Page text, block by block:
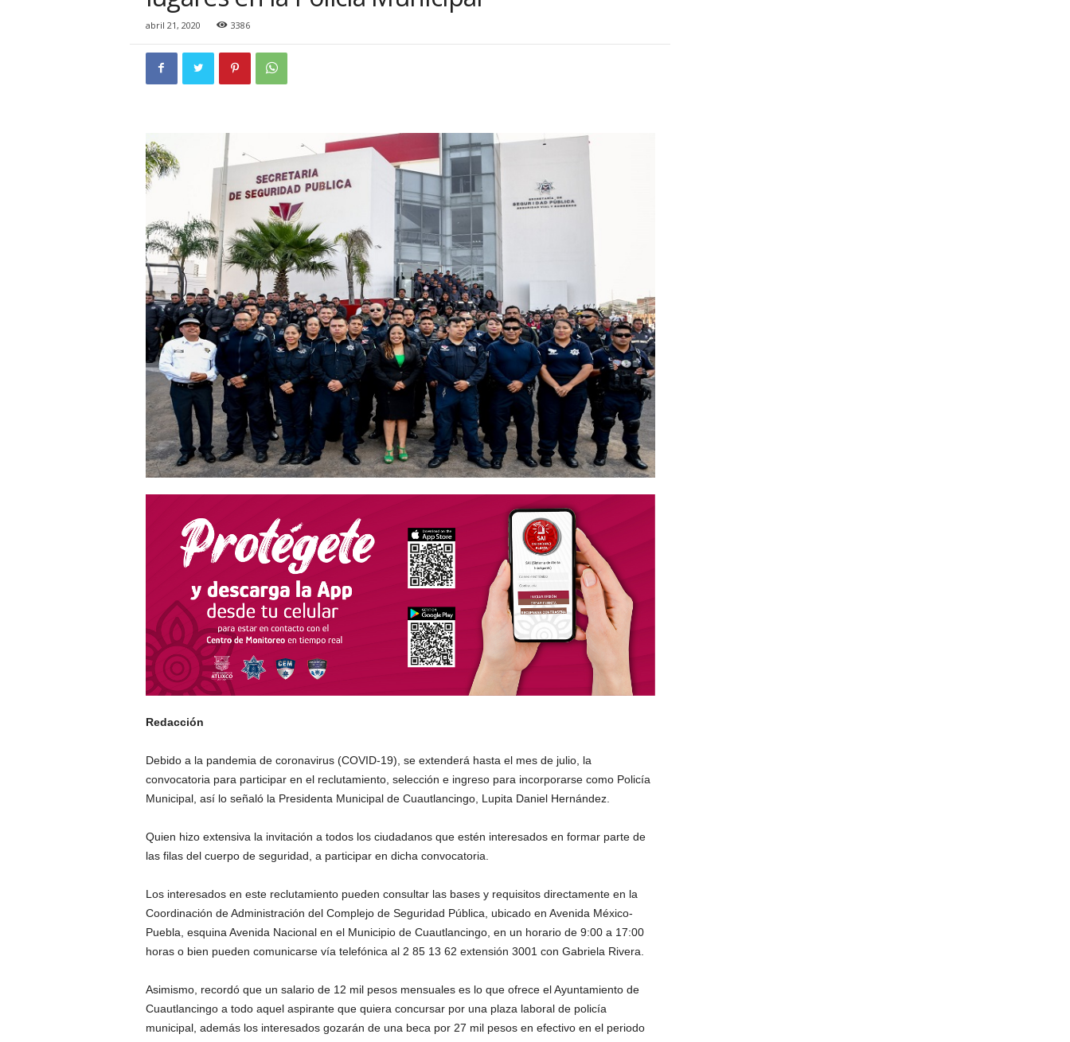
abril 21, 2020 3386
Redacción
Debido a la pandemia de coronavirus (COVID-19), se extenderá hasta el mes de julio, la
convocatoria para participar en el reclutamiento, selección e ingreso para incorporarse como Policía
Municipal, así lo señaló la Presidenta Municipal de Cuautlancingo, Lupita Daniel Hernández.
Quien hizo extensiva la invitación a todos los ciudadanos que estén interesados en formar parte de
las filas del cuerpo de seguridad, a participar en dicha convocatoria.
Los interesados en este reclutamiento pueden consultar las bases y requisitos directamente en la
Coordinación de Administración del Complejo de Seguridad Pública, ubicado en Avenida México-
Puebla, esquina Avenida Nacional en el Municipio de Cuautlancingo, en un horario de 9:00 a 17:00
horas o bien pueden comunicarse vía telefónica al 2 85 13 62 extensión 3001 con Gabriela Rivera.
Asimismo, recordó que un salario de 12 mil pesos mensuales es lo que ofrece el Ayuntamiento de
Cuautlancingo a todo aquel aspirante que quiera concursar por una plaza laboral de policía
municipal, además los interesados gozarán de una beca por 27 mil pesos en efectivo en el periodo